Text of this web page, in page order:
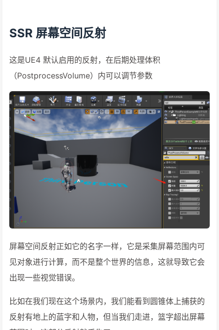
SSR 屏幕空间反射
这是UE4 默认启用的反射，在后期处理体积
（PostprocessVolume）内可以调节参数
屏幕空间反射正如它的名字一样，它是采集屏幕范围内可
见对象进行计算，而不是整个世界的信息，这就导致它会
出现一些视觉错误。
比如在我们现在这个场景内，我们能看到圆锥体上捕获的
反射有地上的蓝字和人物，但当我们走进，篮字超出屏幕